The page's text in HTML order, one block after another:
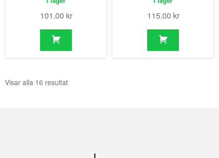
101.00 kr 115.00 kr
Visar alla 16 resultat